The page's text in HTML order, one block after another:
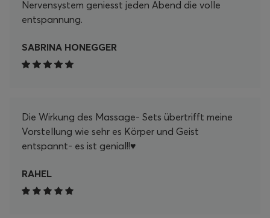
Nervensystem geniesst jeden Abend die volle
entspannung.
SABRINA HONEGGER
Die Wirkung des Massage- Sets übertrifft meine
Vorstellung wie sehr es Körper und Geist
entspannt- es ist genial!!♥️
RAHEL